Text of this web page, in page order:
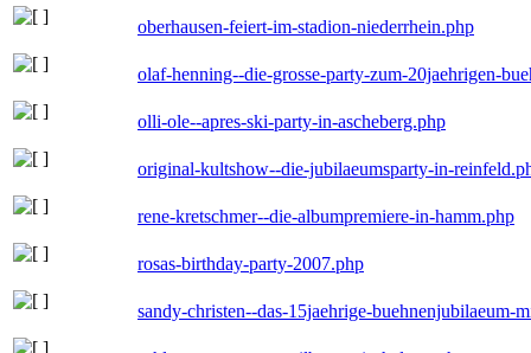
oberhausen-feiert-im-stadion-niederrhein.php
olaf-henning--die-grosse-party-zum-20jaehrigen-
olli-ole--apres-ski-party-in-ascheberg.php
original-kultshow--die-jubilaeumsparty-in-
rene-kretschmer--die-albumpremiere-in-hamm.php
rosas-birthday-party-2007.php
sandy-christen--das-15jaehrige-buehnenjubilaeum-